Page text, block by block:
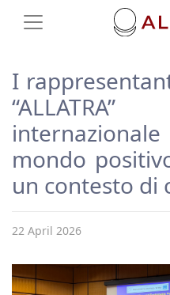
I
mondo
un contesto di
22 April 2026